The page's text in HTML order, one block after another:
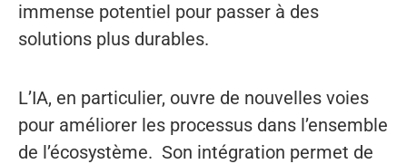
immense potentiel pour passer à des
solutions plus durables.
L’IA, en particulier, ouvre de nouvelles voies
pour améliorer les processus dans l’ensemble
de l’écosystème. Son intégration permet de